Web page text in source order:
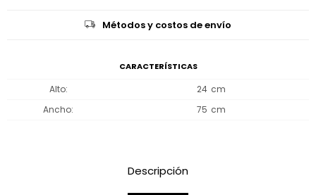
Métodos y costos de envío
CARACTERÍSTICAS
Alto
24
Ancho
75
Descripción